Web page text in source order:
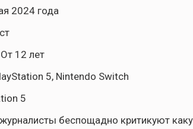
2024 года
12 лет
5, Nintendo Switch
5
беспощадно критикуют